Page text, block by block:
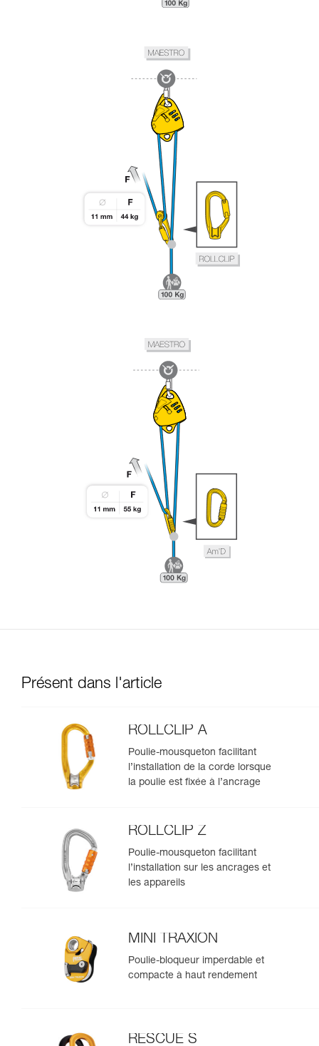
Présent dans l'article
ROLLCLIP A
Poulie-mousqueton facilitant
l’installation de la corde lorsque
la poulie est fixée à l’ancrage
ROLLCLIP Z
Poulie-mousqueton facilitant
l’installation sur les ancrages et
les appareils
MINI TRAXION
Poulie-bloqueur imperdable et
compacte à haut rendement
RESCUE S